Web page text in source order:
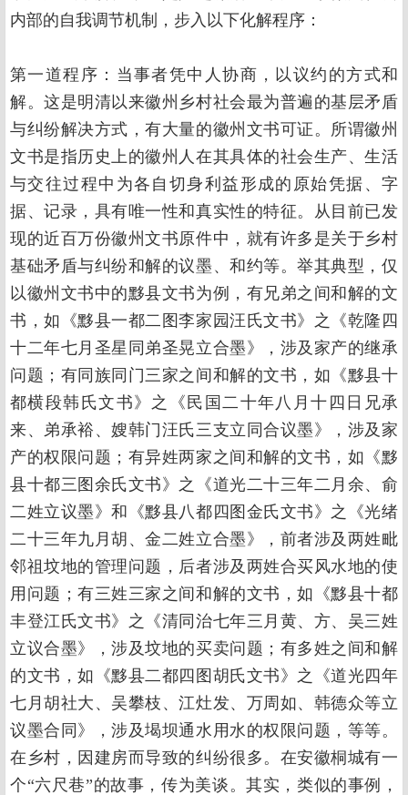
内部的自我调节机制，步入以下化解程序：
第一道程序：当事者凭中人协商，以议约的方式和
解。这是明清以来徽州乡村社会最为普遍的基层矛盾
与纠纷解决方式，有大量的徽州文书可证。所谓徽州
文书是指历史上的徽州人在其具体的社会生产、生活
与交往过程中为各自切身利益形成的原始凭据、字
据、记录，具有唯一性和真实性的特征。从目前已发
现的近百万份徽州文书原件中，就有许多是关于乡村
基础矛盾与纠纷和解的议墨、和约等。举其典型，仅
以徽州文书中的黟县文书为例，有兄弟之间和解的文
书，如《黟县一都二图李家园汪氏文书》之《乾隆四
十二年七月圣星同弟圣晃立合墨》，涉及家产的继承
问题；有同族同门三家之间和解的文书，如《黟县十
都横段韩氏文书》之《民国二十年八月十四日兄承
来、弟承裕、嫂韩门汪氏三支立同合议墨》，涉及家
产的权限问题；有异姓两家之间和解的文书，如《黟
县十都三图余氏文书》之《道光二十三年二月余、俞
二姓立议墨》和《黟县八都四图金氏文书》之《光绪
二十三年九月胡、金二姓立合墨》，前者涉及两姓毗
邻祖坟地的管理问题，后者涉及两姓合买风水地的使
用问题；有三姓三家之间和解的文书，如《黟县十都
丰登江氏文书》之《清同治七年三月黄、方、吴三姓
立议合墨》，涉及坟地的买卖问题；有多姓之间和解
的文书，如《黟县二都四图胡氏文书》之《道光四年
七月胡社大、吴攀枝、江灶发、万周如、韩德众等立
议墨合同》，涉及堨坝通水用水的权限问题，等等。
在乡村，因建房而导致的纠纷很多。在安徽桐城有一
个“六尺巷”的故事，传为美谈。其实，类似的事例，